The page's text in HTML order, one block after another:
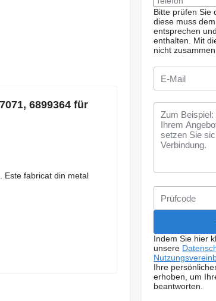
6899364 für
Este fabricat din metal
Bitte prüfen Sie
diese muss
entsprechen
enthalten.
Mit
nicht zusammen
Indem Sie hier
unsere
Ihre
erhoben, um
beantworten.